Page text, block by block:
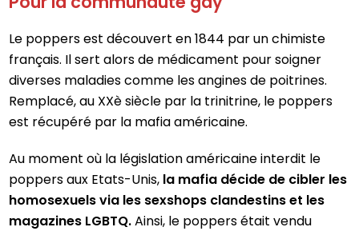
Le poppers est découvert en 1844 par un chimiste
français. Il sert alors de médicament pour soigner
diverses maladies comme les angines de poitrines.
Remplacé, au XXè siècle par la trinitrine, le poppers
est récupéré par la mafia américaine.
Au moment où la législation américaine interdit le
poppers aux Etats-Unis, la mafia décide de cibler les
homosexuels via les sexshops clandestins et les
magazines LGBTQ.Ainsi, le poppers était vendu